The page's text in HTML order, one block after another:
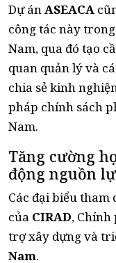
Dự ánASEACA
công tác này
Nam, qua đó tạo
quan quản lý và
chia sẻ kinh
pháp chính sách
Nam.
Tăng cường
động nguồn
Các đại biểu tham
của CIRAD, Chính
trợ xây dựng và
Nam.